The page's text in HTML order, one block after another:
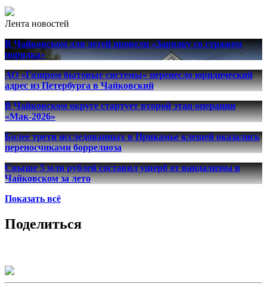
Лента новостей
В Чайковском для детей провели «Зарядку со стражем
порядка»
АО «Газпром бытовые системы» перенесло юридический
адрес из Петербурга в Чайковский
В Чайковском округе стартует второй этап операции
«Мак-2026»
Более трети исследованных в Прикамье клещей оказались
переносчиками боррелиоза
Свыше 5 млн рублей составил ущерб от вандализма в
Чайковском за лето
Показать всё
Поделиться